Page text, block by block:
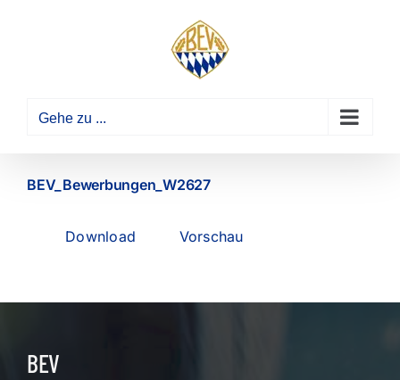
Gehe zu ...
BEV_Bewerbungen_W2627
Download Vorschau
BEV